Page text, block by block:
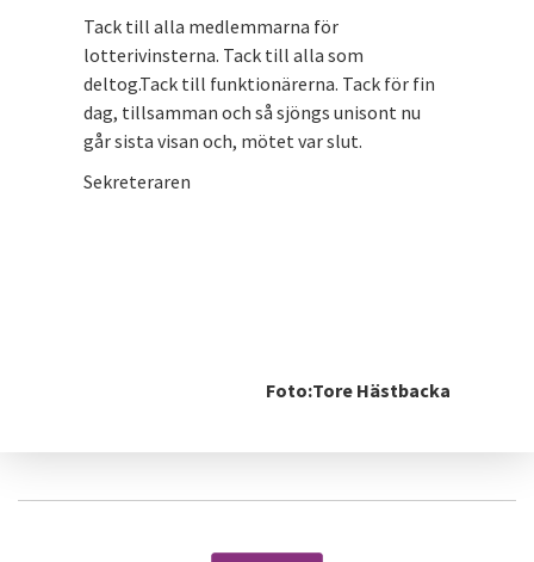
Tack till alla medlemmarna för
lotterivinsterna. Tack till alla som
deltog.Tack till funktionärerna. Tack för fin
dag, tillsamman och så sjöngs unisont nu
går sista visan och, mötet var slut.
Sekreteraren
Foto:Tore Hästbacka